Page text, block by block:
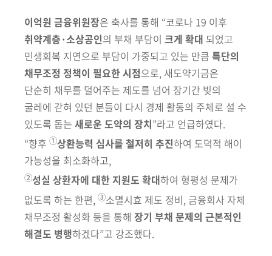
이억원 금융위원장은 축사를 통해 “코로나 19 이후
취약계층·소상공인의 부채 부담이 크게 확대 되었고
민생회복 지연으로 부담이 가중되고 있는 만큼 특단의
채무조정 정책이 필요한 시점으로, 새도약기금은
단순히 채무를 덜어주는 제도를 넘어 장기간 빚의
굴레에 갇혀 있던 분들이 다시 경제 활동의 주체로 설 수
있도록 돕는 새로운 도약의 장치”라고 언급하였다.
“향후 ①상환능력 심사를 철저히 추진하여 도덕적 해이
가능성을 최소화하고,
②성실 상환자에 대한 지원도 확대하여 형평성 문제가
없도록 하는 한편, ③소멸시효 제도 정비, 금융회사 자체
채무조정 활성화 등을 통해 장기 부채 문제의 근본적인
해결도 병행하겠다”고 강조했다.